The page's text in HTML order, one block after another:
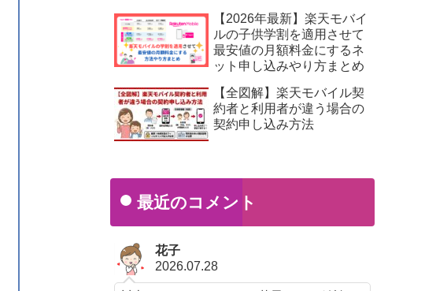
【2026年最新】楽天モバイ
ルの子供学割を適用させて
最安値の月額料金にするネ
ット申し込みやり方まとめ
【全図解】楽天モバイル契
約者と利用者が違う場合の
契約申し込み方法
最近のコメント
花子
2026.07.28